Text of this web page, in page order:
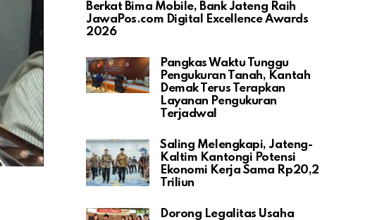
Berkat Bima Mobile, Bank Jateng Raih
JawaPos.com Digital Excellence Awards
2026
Pangkas Waktu Tunggu
Pengukuran Tanah, Kantah
Demak Terus Terapkan
Layanan Pengukuran
Terjadwal
Saling Melengkapi, Jateng-
Kaltim Kantongi Potensi
Ekonomi Kerja Sama Rp20,2
Triliun
Dorong Legalitas Usaha